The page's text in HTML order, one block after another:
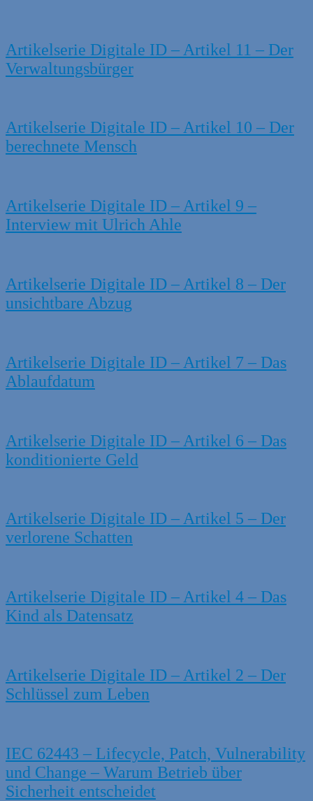
Artikelserie Digitale ID – Artikel 11 – Der
Verwaltungsbürger
Artikelserie Digitale ID – Artikel 10 – Der
berechnete Mensch
Artikelserie Digitale ID – Artikel 9 –
Interview mit Ulrich Ahle
Artikelserie Digitale ID – Artikel 8 – Der
unsichtbare Abzug
Artikelserie Digitale ID – Artikel 7 – Das
Ablaufdatum
Artikelserie Digitale ID – Artikel 6 – Das
konditionierte Geld
Artikelserie Digitale ID – Artikel 5 – Der
verlorene Schatten
Artikelserie Digitale ID – Artikel 4 – Das
Kind als Datensatz
Artikelserie Digitale ID – Artikel 2 – Der
Schlüssel zum Leben
IEC 62443 – Lifecycle, Patch, Vulnerability
und Change – Warum Betrieb über
Sicherheit entscheidet